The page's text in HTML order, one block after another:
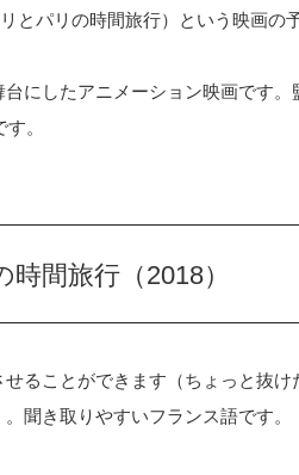
とパリの時間旅行）という映画の
にしたアニメーション映画です
。
間旅行（2018）
ることができます（ちょっと抜
聞き取りやすいフランス語です。